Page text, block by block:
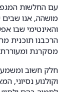
עם החלשות
מושהה, אנו שבים
והאינטימי שבו
הרכבנו תוכנית
מסקרנת
חלק חשוב
וקולנוע נסיוני,